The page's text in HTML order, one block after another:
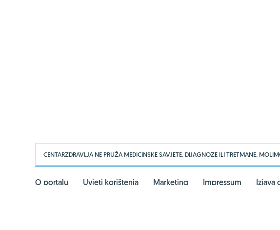
CENTARZDRAVLJA NE PRUŽA MEDICINSKE SAVJETE, DIJAGNOZE ILI TRETMANE,
O portalu Uvjeti korištenja Marketing Impressum Izjava